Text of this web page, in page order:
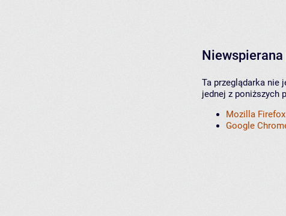
Ta przeglądarka nie
jednej z poniższych
Mozilla Firefox
Google